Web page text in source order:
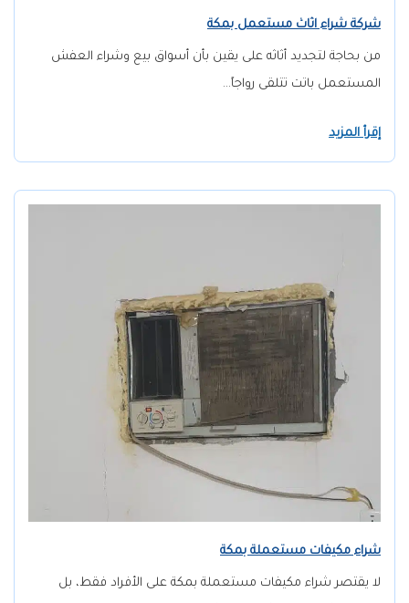
شركة شراء اثاث مستعمل بمكة
من بحاجة لتجديد أثاثه على يقين بأن أسواق بيع وشراء العفش
المستعمل باتت تتلقى رواجاً…
إقرأ المزيد
شراء مكيفات مستعملة بمكة
لا يقتصر شراء مكيفات مستعملة بمكة على الأفراد فقط، بل